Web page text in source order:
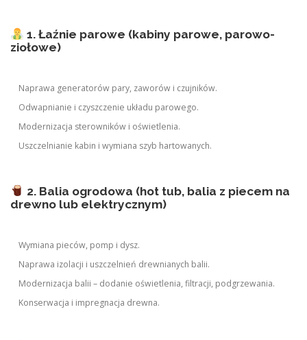
1. Łaźnie parowe (kabiny parowe, parowo-
ziołowe)
Naprawa generatorów pary, zaworów i czujników.
Odwapnianie i czyszczenie układu parowego.
Modernizacja sterowników i oświetlenia.
Uszczelnianie kabin i wymiana szyb hartowanych.
2. Balia ogrodowa (hot tub, balia z piecem na
drewno lub elektrycznym)
Wymiana pieców, pomp i dysz.
Naprawa izolacji i uszczelnień drewnianych balii.
Modernizacja balii – dodanie oświetlenia, filtracji, podgrzewania.
Konserwacja i impregnacja drewna.